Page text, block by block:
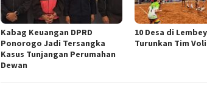
Kabag Keuangan DPRD
Ponorogo Jadi Tersangka
Kasus Tunjangan Perumahan
Dewan
10 Desa di
Turunkan Tim